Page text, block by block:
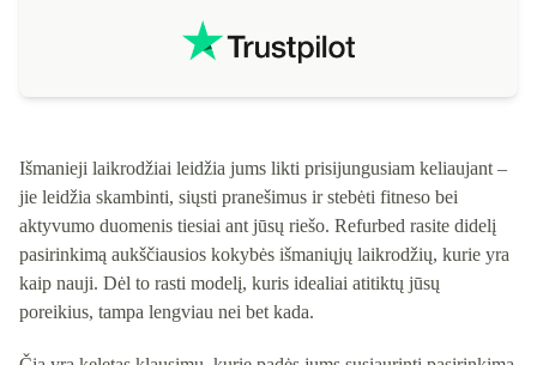
Išmanieji laikrodžiai leidžia jums likti prisijungusiam keliaujant –
jie leidžia skambinti, siųsti pranešimus ir stebėti fitneso bei
aktyvumo duomenis tiesiai ant jūsų riešo. Refurbed rasite didelį
pasirinkimą aukščiausios kokybės išmaniųjų laikrodžių, kurie yra
kaip nauji. Dėl to rasti modelį, kuris idealiai atitiktų jūsų
poreikius, tampa lengviau nei bet kada.